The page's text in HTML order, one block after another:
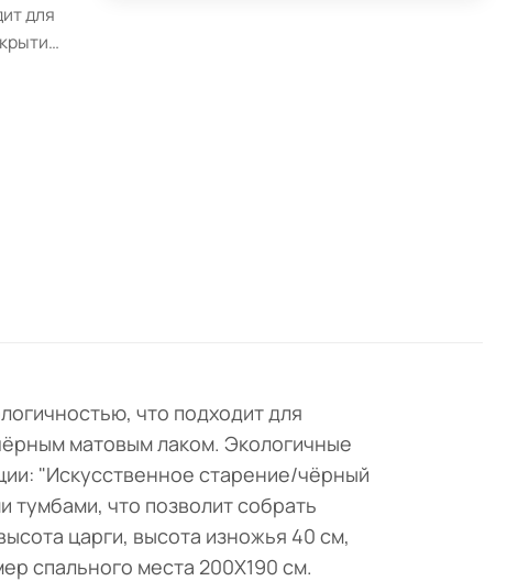
для
что подходит для
матовым лаком. Экологичные
"Искусственное старение/чёрный
тумбами, что позволит собрать
царги, высота изножья 40 см,
спального места 200Х190 см.